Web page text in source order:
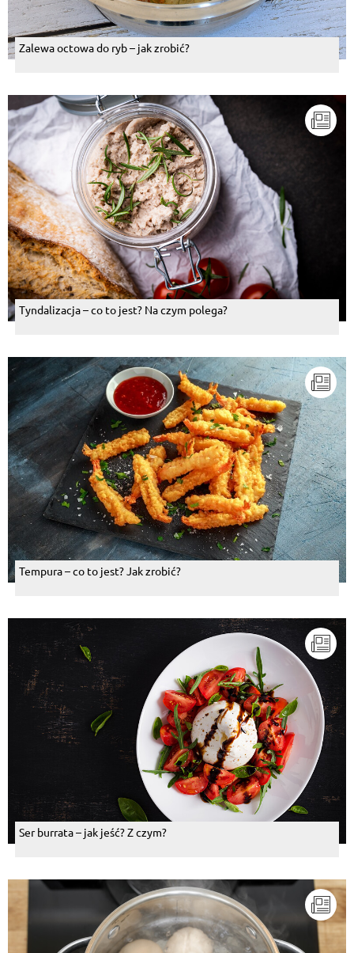
Zalewa octowa do ryb – jak zrobić?
Tyndalizacja – co to jest? Na czym polega?
Tempura – co to jest? Jak zrobić?
Ser burrata – jak jeść? Z czym?